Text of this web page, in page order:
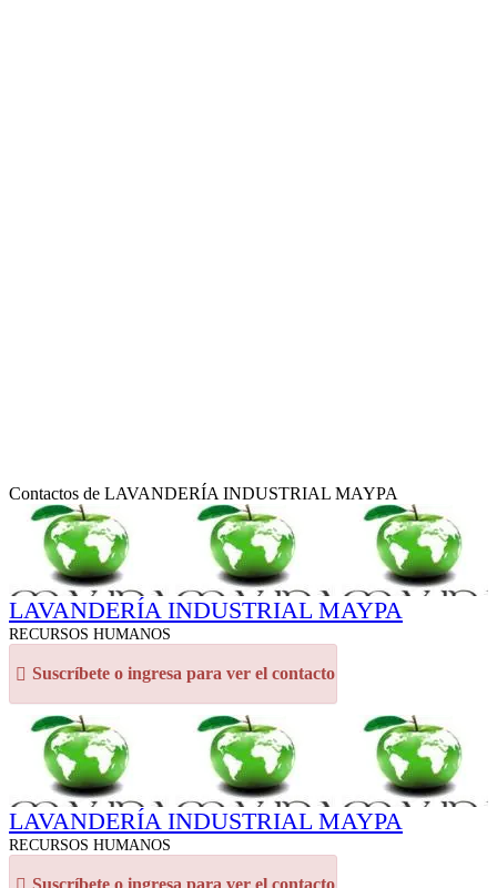
Contactos de LAVANDERÍA INDUSTRIAL MAYPA
LAVANDERÍA INDUSTRIAL MAYPA
RECURSOS HUMANOS
Suscríbete o ingresa para ver el contacto
LAVANDERÍA INDUSTRIAL MAYPA
RECURSOS HUMANOS
Suscríbete o ingresa para ver el contacto